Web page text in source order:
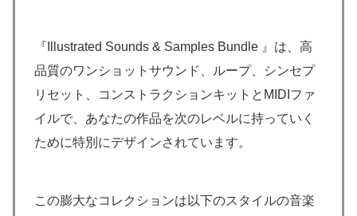
『Illustrated Sounds & Samples Bundle 』は、高
品質のワンショットサウンド、ループ、シンセプ
リセット、コンストラクションキットとMIDIファ
イルで、あなたの作品を次のレベルに持っていく
ために特別にデザインされています。
この膨大なコレクションは以下のスタイルの音楽